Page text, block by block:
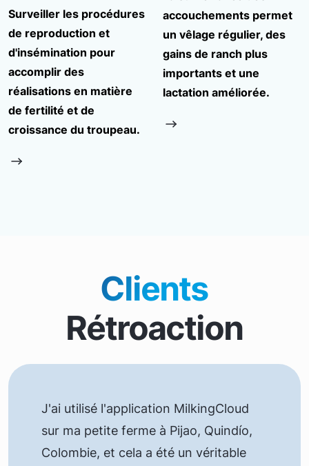
Surveiller les procédures
de reproduction et
d'insémination pour
accomplir des
réalisations en matière
de fertilité et de
croissance du troupeau.
accouchements permet
un vêlage régulier, des
gains de ranch plus
importants et une
lactation améliorée.
Clients
Rétroaction
J'ai utilisé l'application MilkingCloud
sur ma petite ferme à Pijao, Quindío,
Colombie, et cela a été un véritable